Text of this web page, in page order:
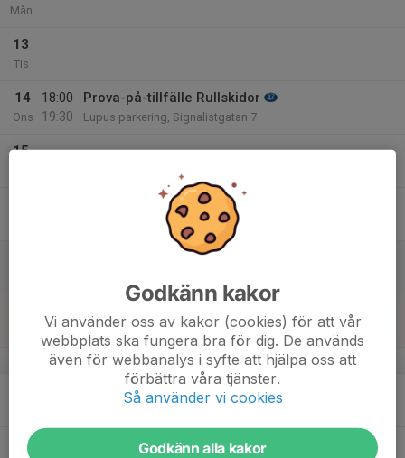
Mån
13
Tis
14
Ons
18:00
19:30
Prova-på-tillfälle Rullskidor
Lupus parkering, Signalistgatan 7
15
v.21
20
Godkänn kakor
Vi använder oss av kakor (cookies) för att vår
webbplats ska fungera bra för dig. De används
även för webbanalys i syfte att hjälpa oss att
förbättra våra tjänster.
Så använder vi cookies
Godkänn alla kakor